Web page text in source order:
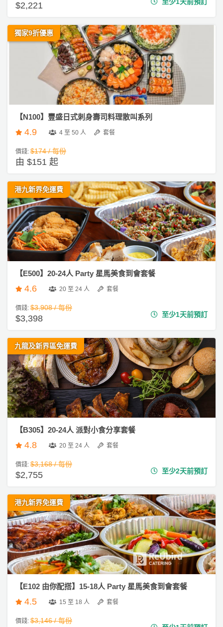
餐
B
奇
玩
樂
驗
手
作
工
作
坊
戶
外
樂
艇
出
租
$2,221
獨家9折優惠
【N100】豐盛日式刺身壽司料理散叫系列
4.9 4 至 50 人 套餐
價錢: $174 / 每份
由 $151 起
港九新界免運費
【E500】20-24人 Party 星馬美食到會套餐
4.6 20 至 24 人 套餐
價錢: $3,908 / 每份
$3,398 至少1天前預訂
九龍及新界區免運費
【B305】20-24人 派對小食分享套餐
4.8 20 至 24 人 套餐
價錢: $3,168 / 每份
$2,755 至少2天前預訂
港九新界免運費
【E102 由你配搭】15-18人 Party 星馬美食到會套餐
4.5 15 至 18 人 套餐
價錢: $3,146 / 每份